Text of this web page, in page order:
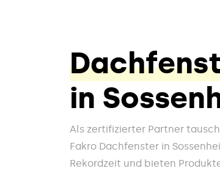
in
Als zertifizierter Partner
Fakro Dachfenster in
Rekordzeit und bieten